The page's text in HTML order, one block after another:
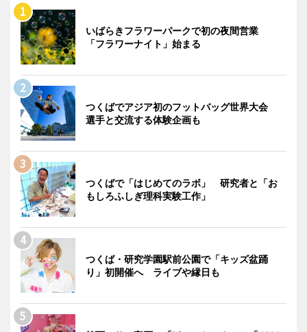
いばらきフラワーパークで初の夜間営業
「フラワーナイト」始まる
つくばでアジア初のフットバッグ世界大会
選手と交流する体験企画も
つくばで「はじめてのラボ」 研究者と「お
もしろふしぎ理科実験工作」
つくば・研究学園駅前公園で「キッズ盆踊
り」初開催へ ライブや縁日も